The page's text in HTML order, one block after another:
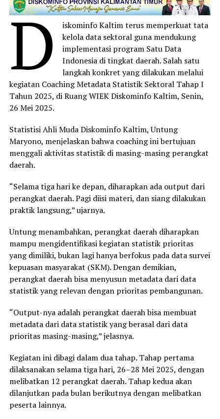
D
iskominfo Kaltim terus memperkuat tata
kelola data sektoral guna mendukung
implementasi program Satu Data
Indonesia di tingkat daerah. Salah satu
langkah konkret yang dilakukan melalui
kegiatan Coaching Metadata Statistik Sektoral Tahap I
Tahun 2025, di Ruang WIEK Diskominfo Kaltim, Senin,
26 Mei 2025.
Statistisi Ahli Muda Diskominfo Kaltim, Untung
Maryono, menjelaskan bahwa coaching ini bertujuan
menggali aktivitas statistik di masing-masing perangkat
daerah.
“Selama tiga hari ke depan, diharapkan ada output dari
perangkat daerah. Pagi diisi materi, dan siang dilakukan
praktik langsung,” ujarnya.
Untung menambahkan, perangkat daerah diharapkan
mampu mengidentifikasi kegiatan statistik prioritas
yang dimiliki, bukan lagi hanya berfokus pada data survei
kepuasan masyarakat (SKM). Dengan demikian,
perangkat daerah bisa menyusun metadata dari data
statistik yang relevan dengan prioritas pembangunan.
“Output-nya adalah perangkat daerah bisa membuat
metadata dari data statistik yang berasal dari data
prioritas masing-masing,” jelasnya.
Kegiatan ini dibagi dalam dua tahap. Tahap pertama
dilaksanakan selama tiga hari, 26–28 Mei 2025, dengan
melibatkan 12 perangkat daerah. Tahap kedua akan
dilanjutkan pada bulan berikutnya dengan melibatkan
peserta lainnya.